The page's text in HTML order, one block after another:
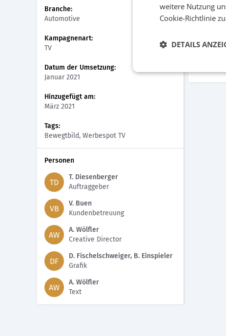
Branche:
Automotive
Kampagnenart:
TV
Datum der Umsetzung:
Januar 2021
Hinzugefügt am:
März 2021
Tags:
Bewegtbild, Werbespot TV
Personen
TD
T. Diesenberger
Auftraggeber
VB
V. Buen
Kundenbetreuung
AW
A. Wölfler
Creative Director
DF
D. Fischelschweiger, B. Einspieler
Grafik
AW
A. Wölfler
Text
weitere Nutzung
Cookie-Richtlinie
DETAILS